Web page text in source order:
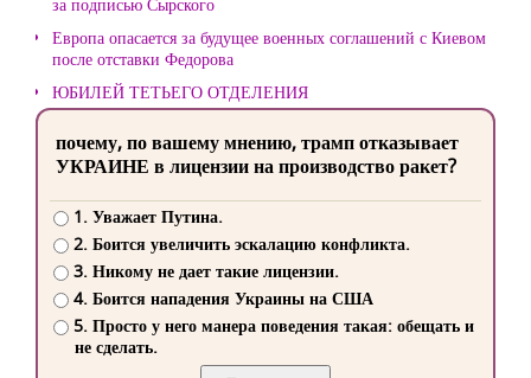
Европа опасается за будущее военных соглашений с Киевом
после отставки Федорова
ЮБИЛЕЙ ТЕТЬЕГО ОТДЕЛЕНИЯ
почему, по вашему мнению, трамп отказывает
УКРАИНЕ в лицензии на производство ракет?
1. Уважает Путина.
2. Боится увеличить эскалацию конфликта.
3. Никому не дает такие лицензии.
4. Боится нападения Украины на США
5. Просто у него манера поведения такая: обещать и
не сделать.